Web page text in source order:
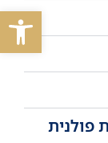
פתח
פולנית